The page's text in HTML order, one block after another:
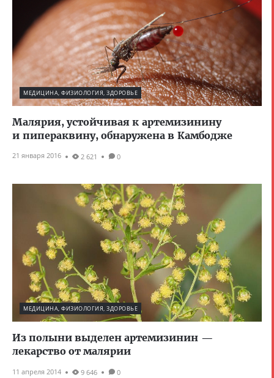
МЕДИЦИНА, ФИЗИОЛОГИЯ, ЗДОРОВЬЕ
Малярия, устойчивая к артемизинину
и пипераквину, обнаружена в Камбодже
21 января 2016 2 621 0
МЕДИЦИНА, ФИЗИОЛОГИЯ, ЗДОРОВЬЕ
Из полыни выделен артемизинин —
лекарство от малярии
11 апреля 2014 9 646 0